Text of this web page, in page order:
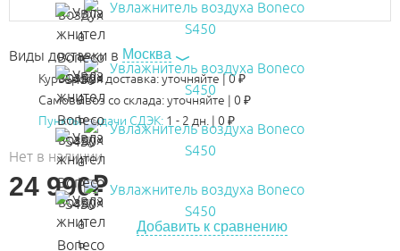
Виды доставки в Москва
Курьерская доставка:уточняйте |0₽
Самовывоз со склада:уточняйте | 0 ₽
Пункты выдачи СДЭК: 1 - 2 дн. | 0 ₽
Нет в наличии
24 990₽
Добавить к сравнению